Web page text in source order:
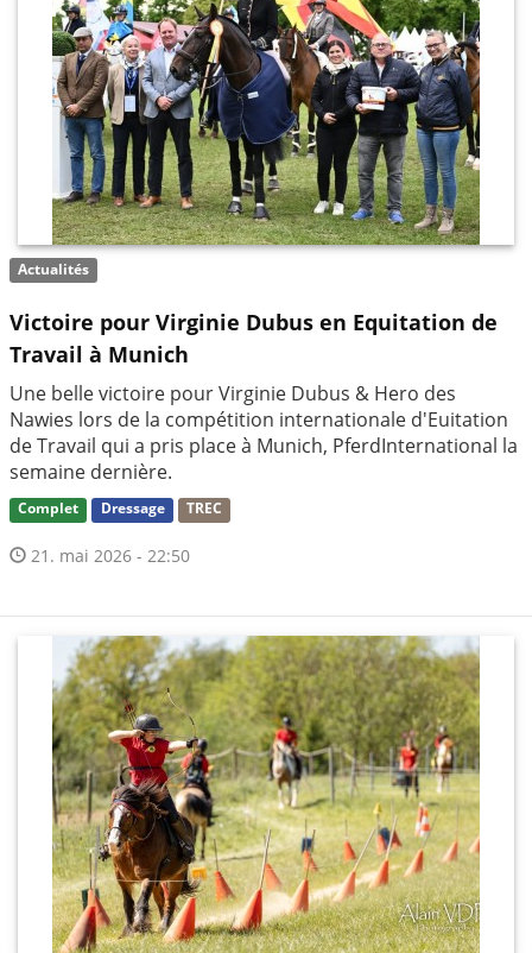
Actualités
Victoire pour Virginie Dubus en Equitation de
Travail à Munich
Une belle victoire pour Virginie Dubus & Hero des
Nawies lors de la compétition internationale d'Euitation
de Travail qui a pris place à Munich, PferdInternational la
semaine dernière.
Complet Dressage TREC
21. mai 2026 - 22:50